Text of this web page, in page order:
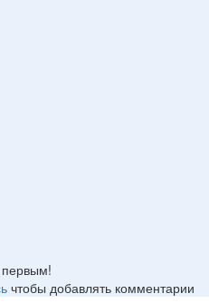
чтобы добавлять комментарии